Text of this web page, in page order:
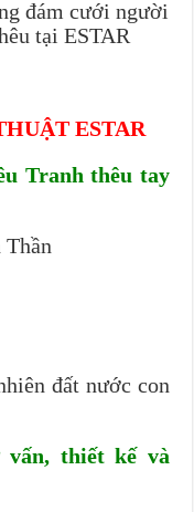
đám cưới người
tại ESTAR
ESTAR
Tranh thêu tay
Thần
đất nước con
vấn, thiết kế và